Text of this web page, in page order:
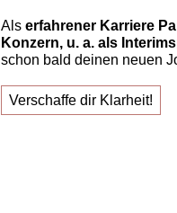
Als erfahrener Karriere
Konzern, u. a. als
schon bald deinen neuen
Verschaffe dir Klarheit!